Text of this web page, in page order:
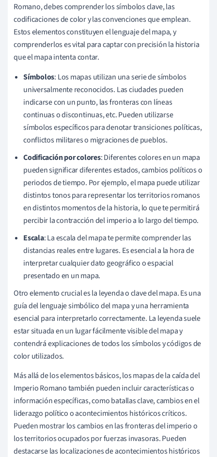
Romano, debes comprender los símbolos clave, las
codificaciones de color y las convenciones que emplean.
Estos elementos constituyen el lenguaje del mapa, y
comprenderlos es vital para captar con precisión la historia
que el mapa intenta contar.
Símbolos: Los mapas utilizan una serie de símbolos
universalmente reconocidos. Las ciudades pueden
indicarse con un punto, las fronteras con líneas
continuas o discontinuas, etc. Pueden utilizarse
símbolos específicos para denotar transiciones políticas,
conflictos militares o migraciones de pueblos.
Codificación por colores: Diferentes colores en un mapa
pueden significar diferentes estados, cambios políticos o
periodos de tiempo. Por ejemplo, el mapa puede utilizar
distintos tonos para representar los territorios romanos
en distintos momentos de la historia, lo que te permitirá
percibir la contracción del imperio a lo largo del tiempo.
Escala: La escala del mapa te permite comprender las
distancias reales entre lugares. Es esencial a la hora de
interpretar cualquier dato geográfico o espacial
presentado en un mapa.
Otro elemento crucial es la leyenda o clave del mapa. Es una
guía del lenguaje simbólico del mapa y una herramienta
esencial para interpretarlo correctamente. La leyenda suele
estar situada en un lugar fácilmente visible del mapa y
contendrá explicaciones de todos los símbolos y códigos de
color utilizados.
Más allá de los elementos básicos, los mapas de la caída del
Imperio Romano también pueden incluir características o
información específicas, como batallas clave, cambios en el
liderazgo político o acontecimientos históricos críticos.
Pueden mostrar los cambios en las fronteras del imperio o
los territorios ocupados por fuerzas invasoras. Pueden
destacarse las localizaciones de acontecimientos históricos